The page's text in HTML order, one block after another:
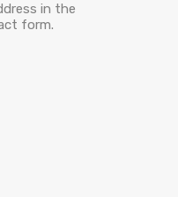
in the
form.